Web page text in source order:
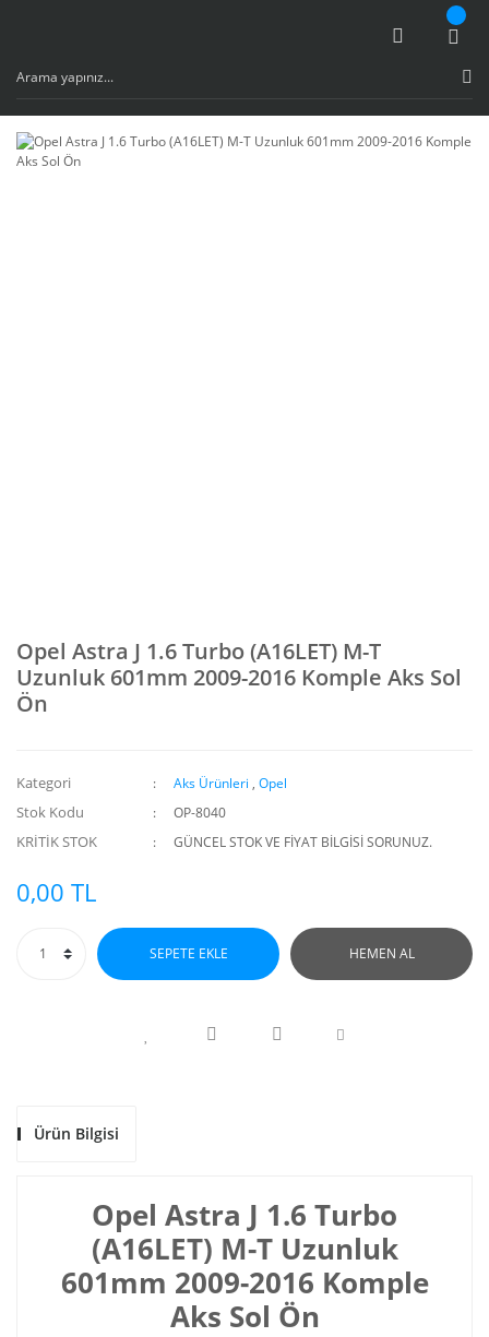
Opel Astra J 1.6 Turbo (A16LET) M-T
Uzunluk 601mm 2009-2016 Komple Aks Sol
Ön
Kategori Aks Ürünleri ,Opel
Stok Kodu OP-8040
KRİTİK STOK GÜNCEL STOK VE FİYAT BİLGİSİ SORUNUZ.
0,00 TL
SEPETE EKLE HEMEN AL
Ürün Bilgisi
Opel Astra J 1.6 Turbo
(A16LET) M-T Uzunluk
601mm 2009-2016 Komple
Aks Sol Ön